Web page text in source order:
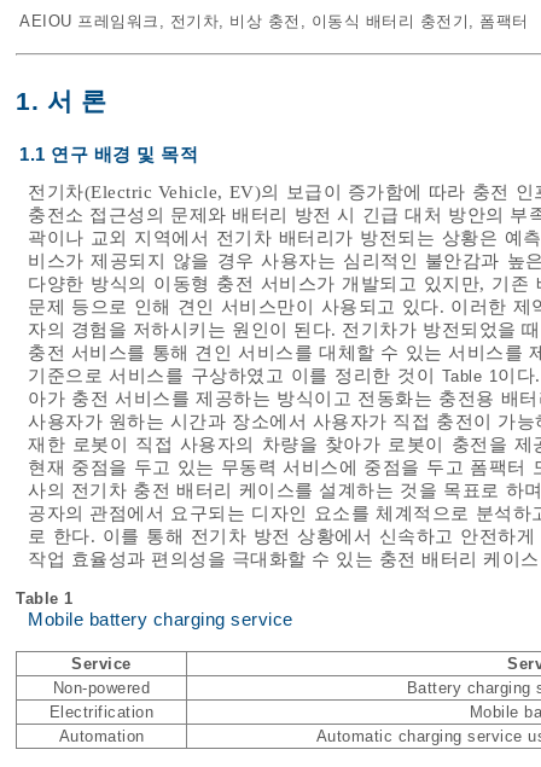
AEIOU 프레임워크 , 전기차, 비상 충전 , 이동식 배터리 충전기 , 폼팩터
1. 서 론
1.1 연구 배경 및 목적
전기차(Electric Vehicle, EV)의 보급이 증가함에 따라 충전
충전소 접근성의 문제와 배터리 방전 시 긴급 대처 방안의
곽이나 교외 지역에서 전기차 배터리가 방전되는 상황은 예
비스가 제공되지 않을 경우 사용자는 심리적인 불안감과
다양한 방식의 이동형 충전 서비스가 개발되고 있지만, 기
문제 등으로 인해 견인 서비스만이 사용되고 있다. 이러한
자의 경험을 저하시키는 원인이 된다. 전기차가 방전되었을
충전 서비스를 통해 견인 서비스를 대체할 수 있는 서비스를
기준으로 서비스를 구상하였고 이를 정리한 것이 Table 1이다
아가 충전 서비스를 제공하는 방식이고 전동화는 충전용 배
사용자가 원하는 시간과 장소에서 사용자가 직접 충전이 가
재한 로봇이 직접 사용자의 차량을 찾아가 로봇이 충전을
현재 중점을 두고 있는 무동력 서비스에 중점을 두고 폼팩터
사의 전기차 충전 배터리 케이스를 설계하는 것을 목표로 하
공자의 관점에서 요구되는 디자인 요소를 체계적으로 분석
로 한다. 이를 통해 전기차 방전 상황에서 신속하고 안전하
작업 효율성과 편의성을 극대화할 수 있는 충전 배터리 케이
Table 1
Mobile battery charging service
Service
Non-powered
Battery charging
Electrification
Mobile
Automation
Automatic charging service